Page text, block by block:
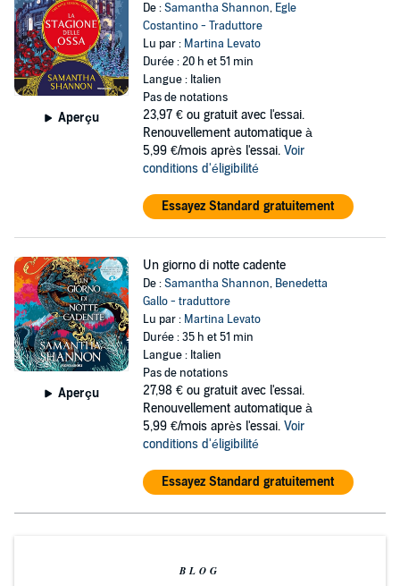
Aperçu
De :Samantha Shannon, Egle
Costantino - Traduttore
Lu par : Martina Levato
Durée : 20 h et 51 min
Langue : Italien
Pas de notations
23,97 € ou gratuit avec l'essai.
Renouvellement automatique à
5,99 €/mois après l'essai. Voir
conditions d'éligibilité
Essayez Standard gratuitement
Aperçu
Un giorno di notte cadente
De :Samantha Shannon, Benedetta
Gallo - traduttore
Lu par : Martina Levato
Durée : 35 h et 51 min
Langue : Italien
Pas de notations
27,98 € ou gratuit avec l'essai.
Renouvellement automatique à
5,99 €/mois après l'essai. Voir
conditions d'éligibilité
Essayez Standard gratuitement
BLOG